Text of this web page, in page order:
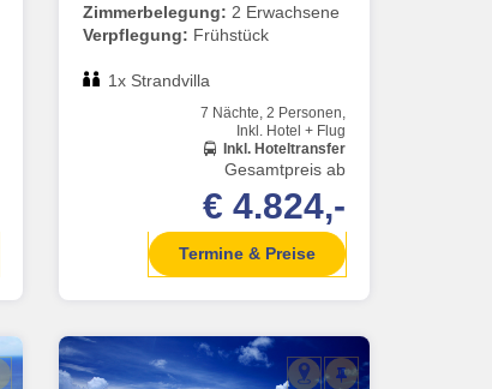
Zimmerbelegung: 2 Erwachsene
Verpflegung: Frühstück
1x Strandvilla
7 Nächte, 2 Personen,
Inkl. Hotel + Flug
Inkl. Hoteltransfer
Gesamtpreis ab
€ 4.824,-
Termine & Preise